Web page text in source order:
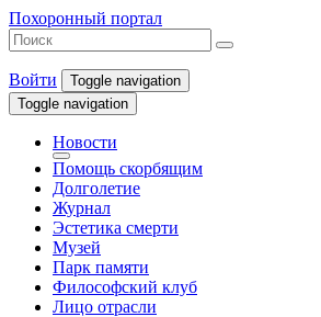
Похоронный портал
Войти
Toggle navigation
Toggle navigation
Новости
Помощь скорбящим
Долголетие
Журнал
Эстетика смерти
Музей
Парк памяти
Философский клуб
Лицо отрасли